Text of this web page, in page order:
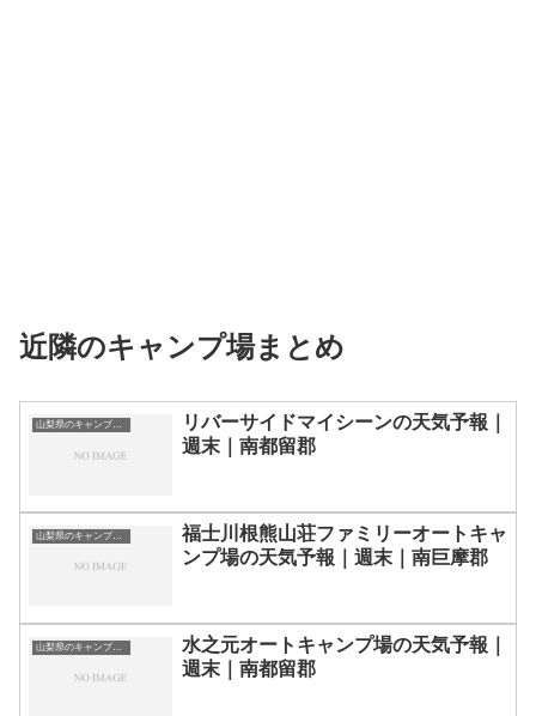
近隣のキャンプ場まとめ
山梨県のキャンプ場一覧
リバーサイドマイシーンの天気予報｜
週末｜南都留郡
山梨県のキャンプ場一覧
福士川根熊山荘ファミリーオートキャ
ンプ場の天気予報｜週末｜南巨摩郡
山梨県のキャンプ場一覧
水之元オートキャンプ場の天気予報｜
週末｜南都留郡